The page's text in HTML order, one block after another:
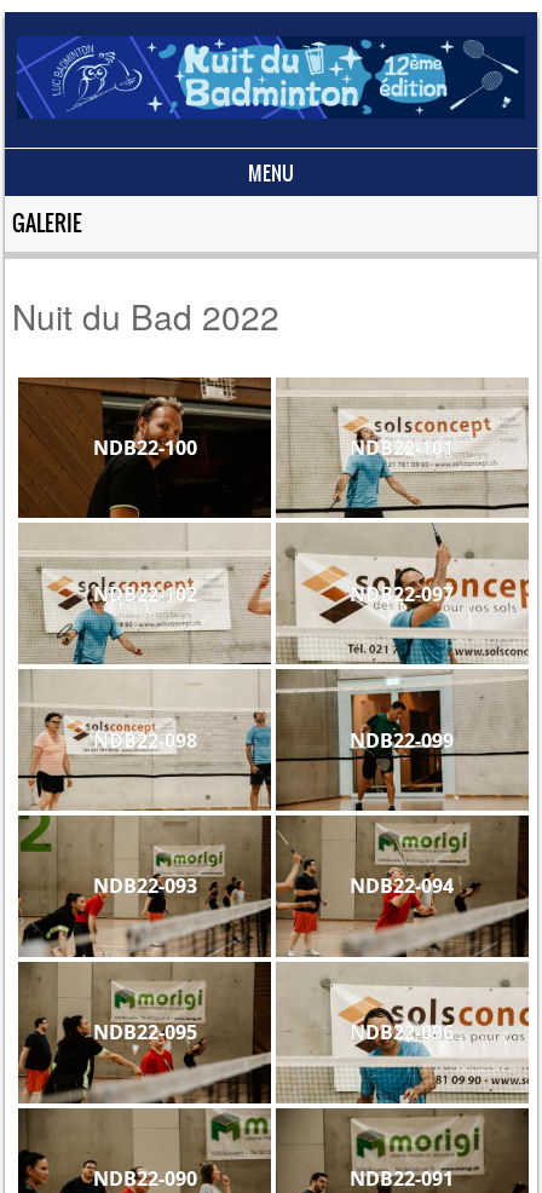
MENU
Skip to content
GALERIE
Nuit du Bad 2022
NDB22-100 NDB22-101
NDB22-102 NDB22-097
NDB22-098 NDB22-099
NDB22-093 NDB22-094
NDB22-095 NDB22-096
NDB22-090 NDB22-091